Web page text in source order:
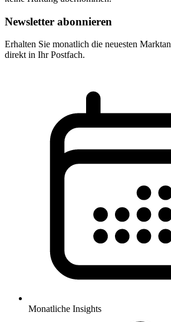
Newsletter abonnieren
Erhalten Sie monatlich die neuesten
direkt in Ihr Postfach.
Monatliche Insights